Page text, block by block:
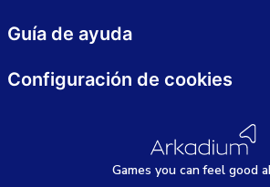
Games you canfeel good
Guía de ayuda
Configuración de cookies